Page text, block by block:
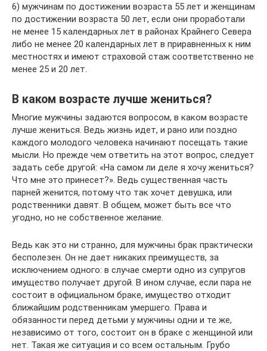
6) мужчинам по достижении возраста 55 лет и женщинам
по достижении возраста 50 лет, если они проработали
не менее 15 календарных лет в районах Крайнего Севера
либо не менее 20 календарных лет в приравненных к ним
местностях и имеют страховой стаж соответственно не
менее 25 и 20 лет.
В каком возрасте лучше жениться?
Многие мужчины задаются вопросом, в каком возрасте
лучше жениться. Ведь жизнь идет, и рано или поздно
каждого молодого человека начинают посещать такие
мысли. Но прежде чем ответить на этот вопрос, следует
задать себе другой: «На самом ли деле я хочу жениться?
Что мне это принесет?». Ведь существенная часть
парней женится, потому что так хочет девушка, или
родственники давят. В общем, может быть все что
угодно, но не собственное желание.
Ведь как это ни странно, для мужчины брак практически
бесполезен. Он не дает никаких преимуществ, за
исключением одного: в случае смерти одно из супругов
имущество получает другой. В ином случае, если пара не
состоит в официальном браке, имущество отходит
ближайшим родственникам умершего. Права и
обязанности перед детьми у мужчины одни и те же,
независимо от того, состоит он в браке с женщиной или
нет. Такая же ситуация и со всем остальным. Грубо